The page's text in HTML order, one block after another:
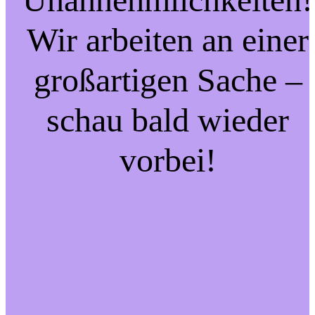
Wir arbeiten an einer
großartigen Sache –
schau bald wieder
vorbei!